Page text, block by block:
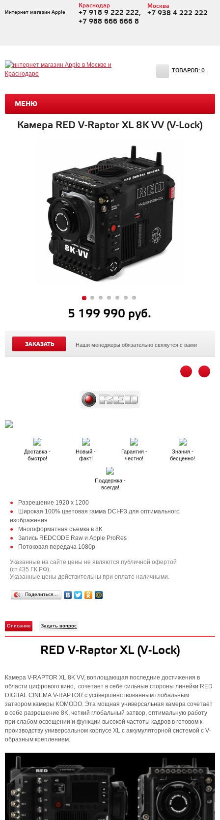
Интернет магазин Apple
Краснодар
+7 918 9 222 222,
+7 988 666 666 8
Москва
+7 938 4 222 222
МЕНЮ
ТОВАРОВ: 0
Камера RED V-Raptor XL 8K VV (V-Lock)
5 199 990 руб.
ЗАКАЗАТЬ Наши менеджеры обязательно свяжутся с вами
Доставка -
быстро!
Новый -
факт!
Гарантия -
честно!
Знания -
бесценно!
Поддержка -
всегда!
Разрешение 1920 x 1200
Широкая 100% цветовая гамма DCI-P3 для оптимального
изображения
Многоформатная съемка в 8K
Запись REDCODE Raw и Apple ProRes
Потоковая передача 1080p
Указанные на сайте цены не являются публичной офертой
(ст.435 ГК РФ).
Указанные цены действительны при оплате наличными.
Поделиться…
Описание Задать вопрос
RED V-Raptor XL (V-Lock)
Камера V-RAPTOR XL 8K VV, воплощающая последние достижения в
области цифрового кино, сочетает в себе сильные стороны линейки RED
DIGITAL CINEMA V-RAPTOR с усовершенствованным глобальным
затвором камеры KOMODO. Эта мощная универсальная камера сочетает
в себе разрешение 8K, четкий глобальный затвор, оптимальную работу
при слабом освещении и функции высокой частоты кадров в готовом к
производству универсальном корпусе XL с аккумуляторной системой с V-
образным креплением.